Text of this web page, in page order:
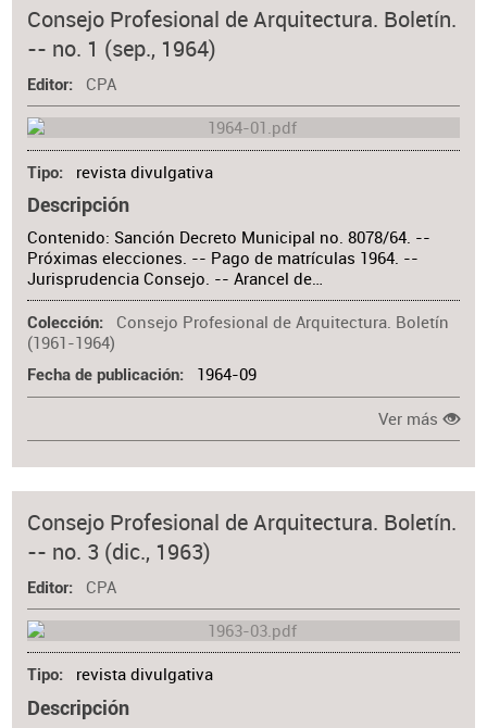
Consejo Profesional de Arquitectura. Boletín.
-- no. 1 (sep., 1964)
Editor CPA
Tipo revista divulgativa
Descripción
Contenido: Sanción Decreto Municipal no. 8078/64. --
Próximas elecciones. -- Pago de matrículas 1964. --
Jurisprudencia Consejo. -- Arancel de…
Colección
Consejo Profesional de Arquitectura. Boletín
(1961-1964)
Fecha de publicación 1964-09
Ver más
Consejo Profesional de Arquitectura. Boletín.
-- no. 3 (dic., 1963)
Editor CPA
Tipo revista divulgativa
Descripción